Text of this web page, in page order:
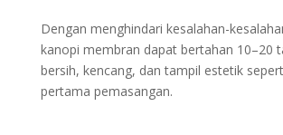
Dengan menghindari kesalahan-
kanopi membran dapat bertahan 10–20
bersih, kencang, dan tampil estetik
pertama pemasangan.